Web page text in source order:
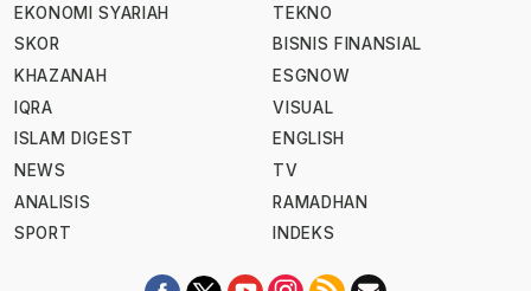
EKONOMI SYARIAH
SKOR
KHAZANAH
IQRA
ISLAM DIGEST
NEWS
ANALISIS
SPORT
TEKNO
BISNIS FINANSIAL
ESGNOW
VISUAL
ENGLISH
TV
RAMADHAN
INDEKS